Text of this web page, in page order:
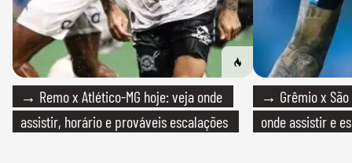
→ Remo x Atlético-MG hoje: veja onde
assistir, horário e prováveis escalações
→ Grêmio x São
onde assistir e